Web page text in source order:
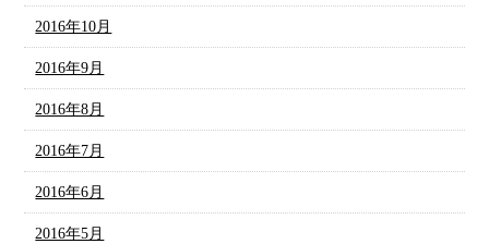
2016年10月
2016年9月
2016年8月
2016年7月
2016年6月
2016年5月